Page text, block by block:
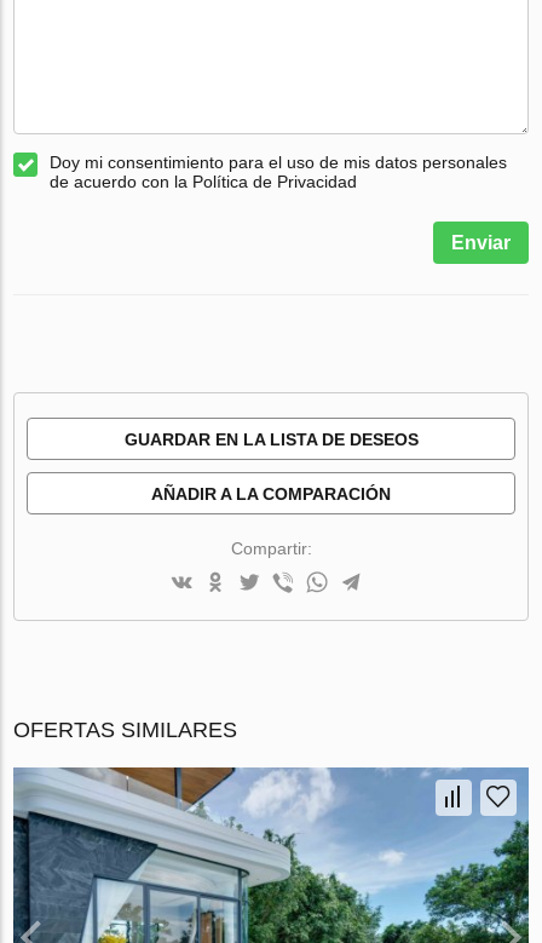
Doy mi consentimiento para el uso de mis datos personales
de acuerdo con la Política de Privacidad
Enviar
GUARDAR EN LA LISTA DE DESEOS
AÑADIR A LA COMPARACIÓN
Compartir:
OFERTAS SIMILARES